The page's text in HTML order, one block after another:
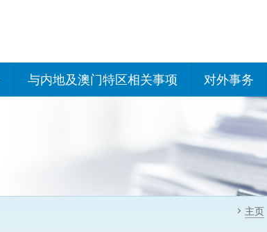
与内地及澳门特区相关事项
香港与内地相互认可和执行民
商事案件判决的安排
关于建立更紧密经贸关系的安
对外事务
国际政府
处或运作
多边协定
其他协定
主页